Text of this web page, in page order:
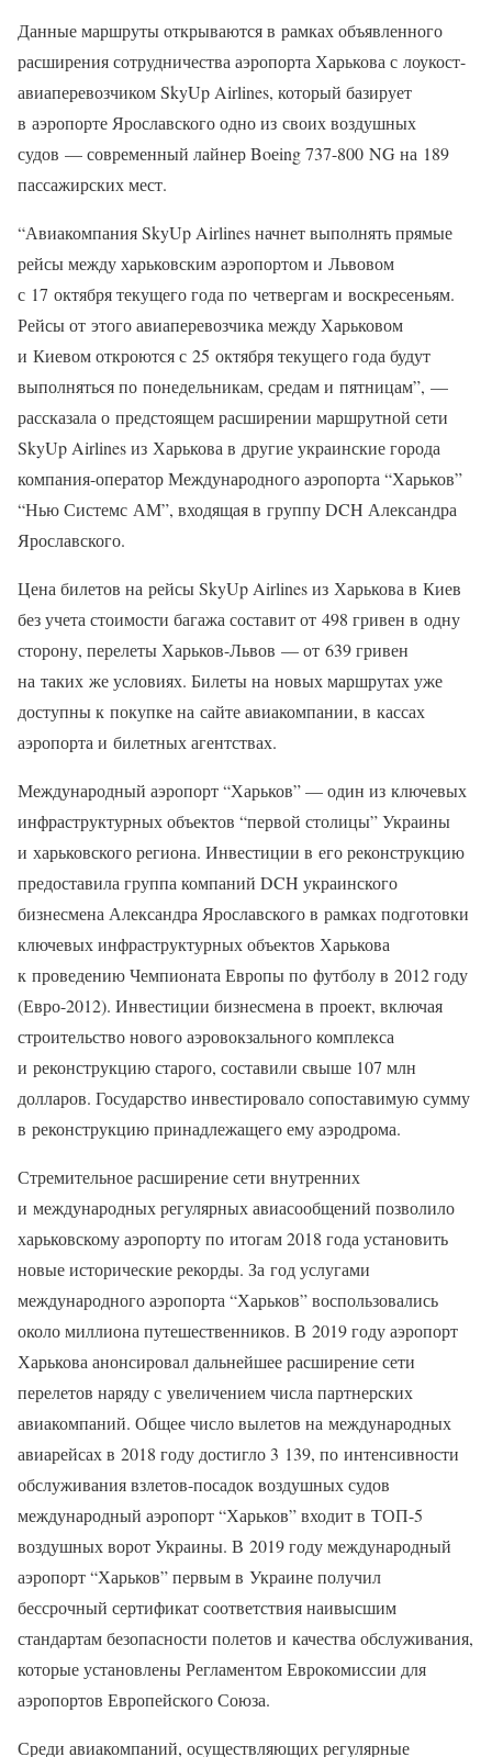
Данные маршруты открываются в рамках объявленного
расширения сотрудничества аэропорта Харькова с лоукост-
авиаперевозчиком SkyUp Airlines, который базирует
в аэропорте Ярославского одно из своих воздушных
судов — современный лайнер Boеing 737-800 NG на 189
пассажирских мест.
“Авиакомпания SkyUp Airlines начнет выполнять прямые
рейсы между харьковским аэропортом и Львовом
с 17 октября текущего года по четвергам и воскресеньям.
Рейсы от этого авиаперевозчика между Харьковом
и Киевом откроются с 25 октября текущего года будут
выполняться по понедельникам, средам и пятницам”, —
рассказала о предстоящем расширении маршрутной сети
SkyUp Airlines из Харькова в другие украинские города
компания-оператор Международного аэропорта “Харьков”
“Нью Системс АМ”, входящая в группу DCH Александра
Ярославского.
Цена билетов на рейсы SkyUp Airlines из Харькова в Киев
без учета стоимости багажа составит от 498 гривен в одну
сторону, перелеты Харьков-Львов — от 639 гривен
на таких же условиях. Билеты на новых маршрутах уже
доступны к покупке на сайте авиакомпании, в кассах
аэропорта и билетных агентствах.
Международный аэропорт “Харьков” — один из ключевых
инфраструктурных объектов “первой столицы” Украины
и харьковского региона. Инвестиции в его реконструкцию
предоставила группа компаний DCH украинского
бизнесмена Александра Ярославского в рамках подготовки
ключевых инфраструктурных объектов Харькова
к проведению Чемпионата Европы по футболу в 2012 году
(Евро-2012). Инвестиции бизнесмена в проект, включая
строительство нового аэровокзального комплекса
и реконструкцию старого, составили свыше 107 млн
долларов. Государство инвестировало сопоставимую сумму
в реконструкцию принадлежащего ему аэродрома.
Стремительное расширение сети внутренних
и международных регулярных авиасообщений позволило
харьковскому аэропорту по итогам 2018 года установить
новые исторические рекорды. За год услугами
международного аэропорта “Харьков” воспользовались
около миллиона путешественников. В 2019 году аэропорт
Харькова анонсировал дальнейшее расширение сети
перелетов наряду с увеличением числа партнерских
авиакомпаний. Общее число вылетов на международных
авиарейсах в 2018 году достигло 3 139, по интенсивности
обслуживания взлетов-посадок воздушных судов
международный аэропорт “Харьков” входит в ТОП-5
воздушных ворот Украины. В 2019 году международный
аэропорт “Харьков” первым в Украине получил
бессрочный сертификат соответствия наивысшим
стандартам безопасности полетов и качества обслуживания,
которые установлены Регламентом Еврокомиссии для
аэропортов Европейского Союза.
Среди авиакомпаний, осуществляющих регулярные